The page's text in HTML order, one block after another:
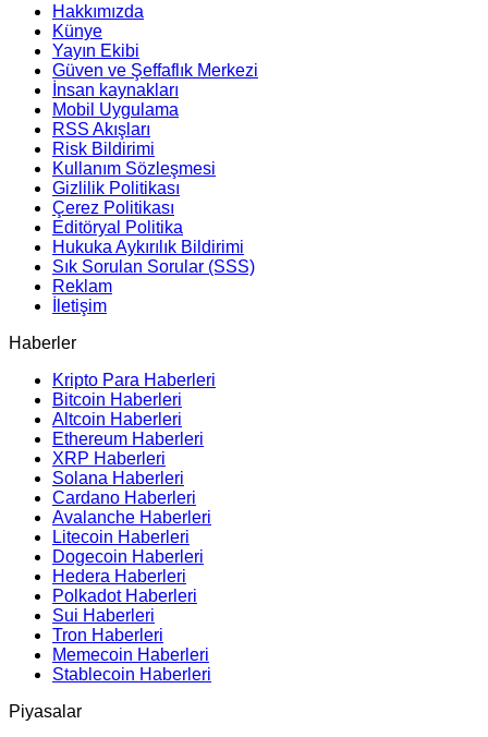
Hakkımızda
Künye
Yayın Ekibi
Güven ve Şeffaflık Merkezi
İnsan kaynakları
Mobil Uygulama
RSS Akışları
Risk Bildirimi
Kullanım Sözleşmesi
Gizlilik Politikası
Çerez Politikası
Editöryal Politika
Hukuka Aykırılık Bildirimi
Sık Sorulan Sorular (SSS)
Reklam
İletişim
Haberler
Kripto Para Haberleri
Bitcoin Haberleri
Altcoin Haberleri
Ethereum Haberleri
XRP Haberleri
Solana Haberleri
Cardano Haberleri
Avalanche Haberleri
Litecoin Haberleri
Dogecoin Haberleri
Hedera Haberleri
Polkadot Haberleri
Sui Haberleri
Tron Haberleri
Memecoin Haberleri
Stablecoin Haberleri
Piyasalar